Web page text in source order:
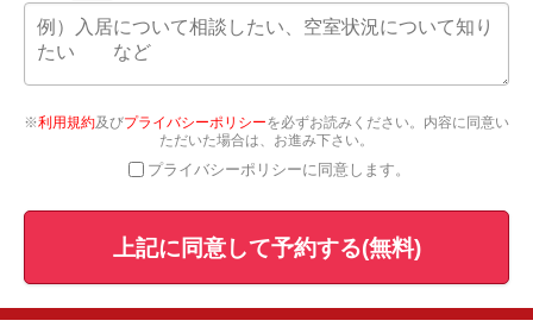
※利用規約及びプライバシーポリシーを必ずお読みください。内容に同意い
ただいた場合は、お進み下さい。
プライバシーポリシーに同意します。
上記に同意して予約する(無料)